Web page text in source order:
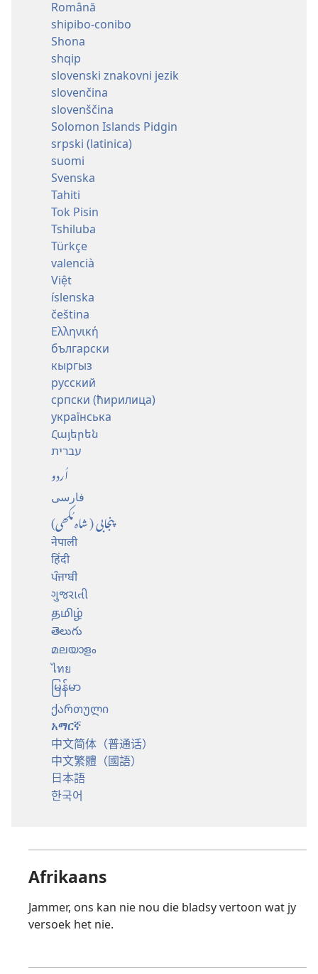
Română
shipibo-conibo
Shona
shqip
slovenski znakovni jezik
slovenčina
slovenščina
Solomon Islands Pidgin
srpski (latinica)
suomi
Svenska
Tahiti
Tok Pisin
Tshiluba
Türkçe
valencià
Việt
íslenska
čeština
Ελληνική
български
кыргыз
русский
српски (ћирилица)
українська
Հայերեն
עברית
اُردو
فارسی
پنجابی (شاہ مُکھی)
नेपाली
हिंदी
ਪੰਜਾਬੀ
ગુજરાતી
தமிழ்
తెలుగు
മലയാളം
ไทย
မြန်မာ
ქართული
አማርኛ
中文简体（普通话）
中文繁體（國語）
日本語
한국어
Afrikaans
Jammer, ons kan nie nou die bladsy vertoon wat jy
versoek het nie.